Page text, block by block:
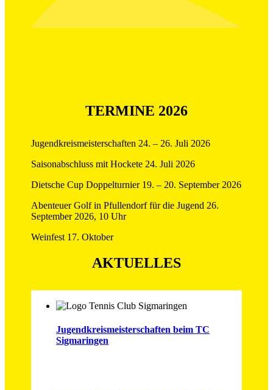
TERMINE 2026
Jugendkreismeisterschaften 24. – 26. Juli 2026
Saisonabschluss mit Hockete 24. Juli 2026
Dietsche Cup Doppelturnier 19. – 20. September 2026
Abenteuer Golf in Pfullendorf für die Jugend 26.
September 2026, 10 Uhr
Weinfest 17. Oktober
AKTUELLES
Jugendkreismeisterschaften beim TC
Sigmaringen